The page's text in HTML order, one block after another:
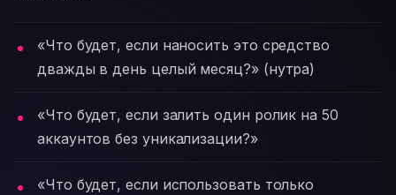
«Что будет, если наносить это средство
дважды в день целый месяц?» (нутра)
«Что будет, если залить один ролик на 50
аккаунтов без уникализации?»
«Что будет, если использовать только